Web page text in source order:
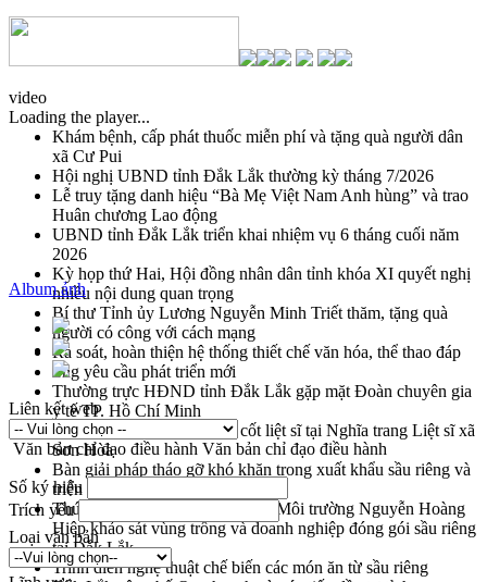
video
Loading the player...
Khám bệnh, cấp phát thuốc miễn phí và tặng quà người dân
xã Cư Pui
Hội nghị UBND tỉnh Đắk Lắk thường kỳ tháng 7/2026
Lễ truy tặng danh hiệu “Bà Mẹ Việt Nam Anh hùng” và trao
Huân chương Lao động
UBND tỉnh Đắk Lắk triển khai nhiệm vụ 6 tháng cuối năm
2026
Kỳ họp thứ Hai, Hội đồng nhân dân tỉnh khóa XI quyết nghị
nhiều nội dung quan trọng
Bí thư Tỉnh ủy Lương Nguyễn Minh Triết thăm, tặng quà
người có công với cách mạng
Rà soát, hoàn thiện hệ thống thiết chế văn hóa, thể thao đáp
ứng yêu cầu phát triển mới
Thường trực HĐND tỉnh Đắk Lắk gặp mặt Đoàn chuyên gia
y tế TP. Hồ Chí Minh
Lễ truy điệu và an táng hài cốt liệt sĩ tại Nghĩa trang Liệt sĩ xã
Sơn Hòa
Bàn giải pháp tháo gỡ khó khăn trong xuất khẩu sầu riêng và
triển khai quy định EUDR
Thứ trưởng Bộ Nông nghiệp và Môi trường Nguyễn Hoàng
Hiệp khảo sát vùng trồng và doanh nghiệp đóng gói sầu riêng
tại Đắk Lắk
Trình diễn nghệ thuật chế biến các món ăn từ sầu riêng
Album ảnh
Liên kết web
Văn bản chỉ đạo điều hành Văn bản chỉ đạo điều hành
Số ký hiệu
Trích yếu
Loại văn bản